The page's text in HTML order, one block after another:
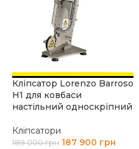
Кліпсатор Lorenzo Barroso
Н1 для ковбаси
настільний односкріпний
Кліпсатори
189 000грн 187 900 грн